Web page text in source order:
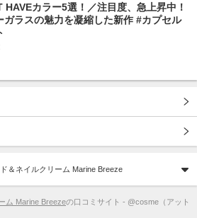
HAVEカラー5選！／注目度、急上昇中！
ガラスの魅力を凝縮した新作 #カプセル
＆ネイルクリーム Marine Breeze
ム Marine Breezeの口コミサイト - @cosme（アット